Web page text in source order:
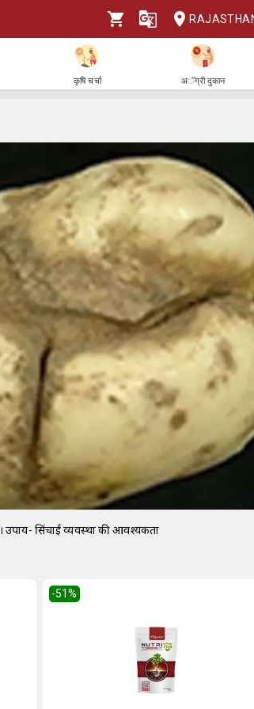
कृषि चर्चा अॅग्री दुकान
उपाय- सिंचाई व्यवस्था की आवश्यकता
-51%